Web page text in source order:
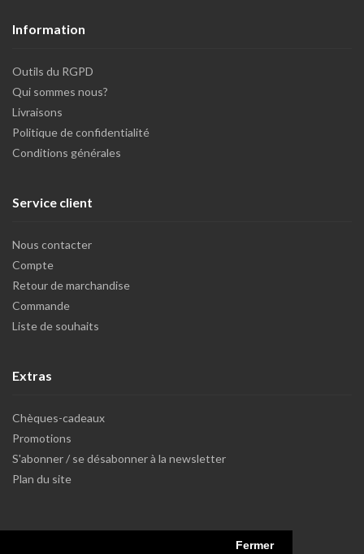
Fermer
Information
Outils du RGPD
Qui sommes nous?
Livraisons
Politique de confidentialité
Conditions générales
Service client
Nous contacter
Compte
Retour de marchandise
Commande
Liste de souhaits
Extras
Chèques-cadeaux
Promotions
S'abonner / se désabonner à la newsletter
Plan du site